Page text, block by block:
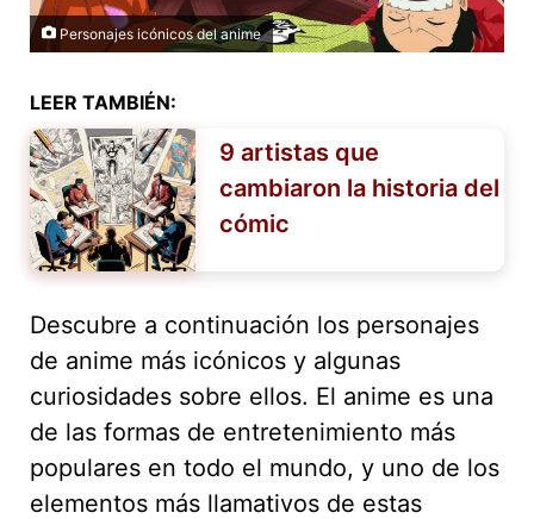
Personajes icónicos del anime
LEER TAMBIÉN:
9 artistas que
cambiaron la historia del
cómic
Descubre a continuación los personajes
de anime más icónicos y algunas
curiosidades sobre ellos. El anime es una
de las formas de entretenimiento más
populares en todo el mundo, y uno de los
elementos más llamativos de estas